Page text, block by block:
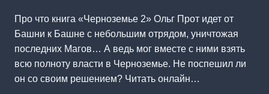
Про что книга «Черноземье 2» Ольг Прот идет от
Башни к Башне с небольшим отрядом, уничтожая
последних Магов… А ведь мог вместе с ними взять
всю полноту власти в Черноземье. Не поспешил ли
он со своим решением? Читать онлайн…